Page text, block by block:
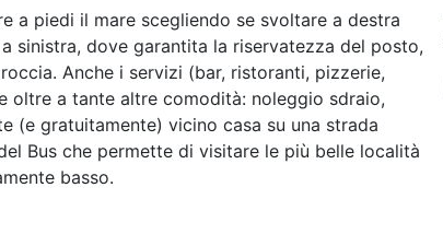
a piedi il mare scegliendo se svoltare a destra
sinistra, dove garantita la riservatezza del posto,
Anche i servizi (bar, ristoranti, pizzerie,
oltre a tante altre comodità: noleggio sdraio,
(e gratuitamente) vicino casa su una strada
Bus che permette di visitare le più belle località
basso.